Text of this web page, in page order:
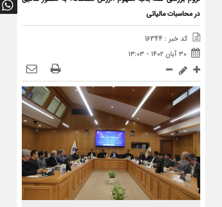
در محاسبات مالیاتی
کد خبر : 16344
۳۰ آبان ۱۴۰۲ - ۱۳:۰۳